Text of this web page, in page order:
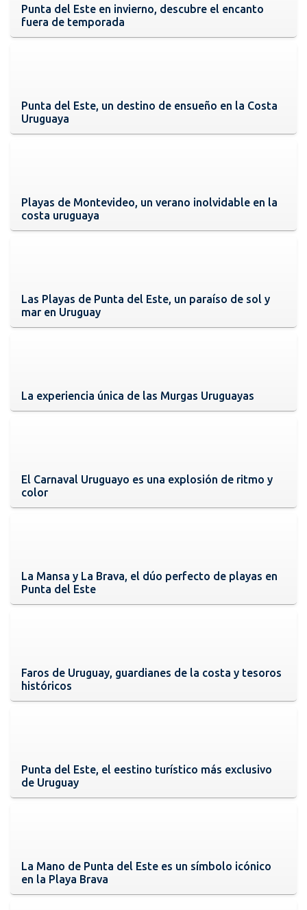
Punta del Este en invierno, descubre el encanto
fuera de temporada
Punta del Este, un destino de ensueño en la Costa
Uruguaya
Playas de Montevideo, un verano inolvidable en la
costa uruguaya
Las Playas de Punta del Este, un paraíso de sol y
mar en Uruguay
La experiencia única de las Murgas Uruguayas
El Carnaval Uruguayo es una explosión de ritmo y
color
La Mansa y La Brava, el dúo perfecto de playas en
Punta del Este
Faros de Uruguay, guardianes de la costa y tesoros
históricos
Punta del Este, el eestino turístico más exclusivo
de Uruguay
La Mano de Punta del Este es un símbolo icónico
en la Playa Brava